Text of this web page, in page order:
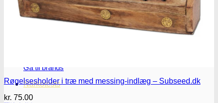
Oplev ALLe vores
Gå til brands
Narkotests
Røgelsesholder i træ med messing-indlæg – Subseed.dk
kr. 75.00